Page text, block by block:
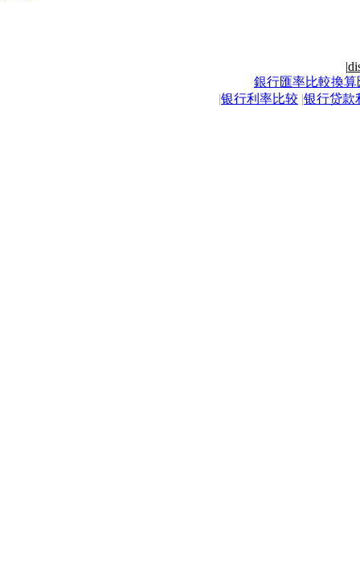
|
銀行匯率比較換算
|银行利率比较 |银行贷款